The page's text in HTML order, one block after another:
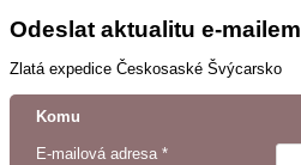
Odeslat aktualitu e-mailem
Zlatá expedice Českosaské Švýcarsko
Komu
E-mailová adresa *